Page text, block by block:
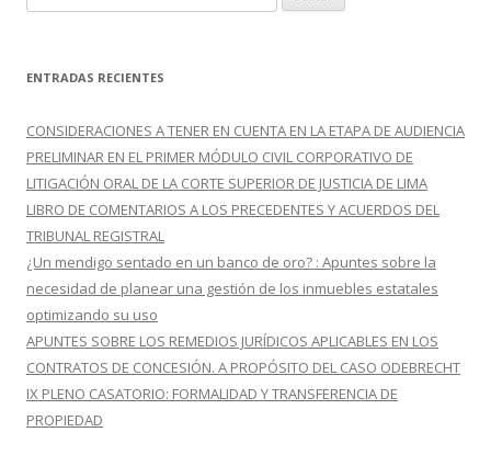
u
c
r
:
ENTRADAS RECIENTES
CONSIDERACIONES A TENER EN CUENTA EN LA ETAPA DE AUDIENCIA
PRELIMINAR EN EL PRIMER MÓDULO CIVIL CORPORATIVO DE
LITIGACIÓN ORAL DE LA CORTE SUPERIOR DE JUSTICIA DE LIMA
LIBRO DE COMENTARIOS A LOS PRECEDENTES Y ACUERDOS DEL
TRIBUNAL REGISTRAL
¿Un mendigo sentado en un banco de oro? : Apuntes sobre la
necesidad de planear una gestión de los inmuebles estatales
optimizando su uso
APUNTES SOBRE LOS REMEDIOS JURÍDICOS APLICABLES EN LOS
CONTRATOS DE CONCESIÓN. A PROPÓSITO DEL CASO ODEBRECHT
IX PLENO CASATORIO: FORMALIDAD Y TRANSFERENCIA DE
PROPIEDAD